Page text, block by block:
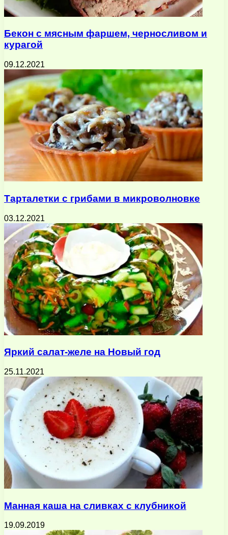
Бекон с мясным фаршем, черносливом и
курагой
09.12.2021
Тарталетки с грибами в микроволновке
03.12.2021
Яркий салат-желе на Новый год
25.11.2021
Манная каша на сливках с клубникой
19.09.2019